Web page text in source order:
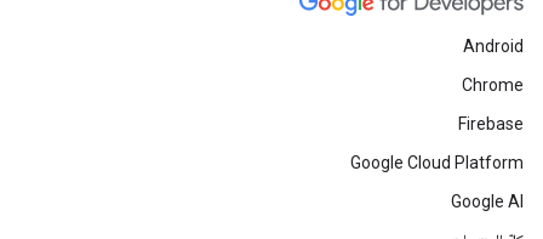
Android
Chrome
Firebase
Google Cloud Platform
Google AI